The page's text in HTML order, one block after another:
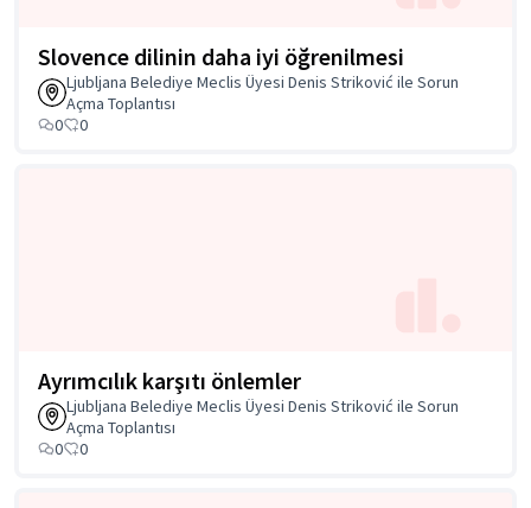
Slovence dilinin daha iyi öğrenilmesi
Ljubljana Belediye Meclis Üyesi Denis Striković ile Sorun
Açma Toplantısı
0
0
Ayrımcılık karşıtı önlemler
Ljubljana Belediye Meclis Üyesi Denis Striković ile Sorun
Açma Toplantısı
0
0